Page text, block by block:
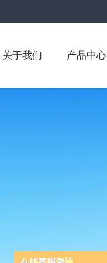
关于我们 产品中心